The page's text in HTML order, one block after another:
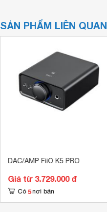
SẢN PHẨM LIÊN QUAN
DAC/AMP FiiO K5 PRO
Giá từ 3.729.000 đ
Có 5 nơi bán